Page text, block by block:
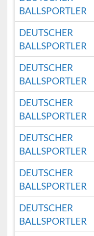
BALLSPORTLER
DEUTSCHER
BALLSPORTLER
DEUTSCHER
BALLSPORTLER
DEUTSCHER
BALLSPORTLER
DEUTSCHER
BALLSPORTLER
DEUTSCHER
BALLSPORTLER
DEUTSCHER
BALLSPORTLER